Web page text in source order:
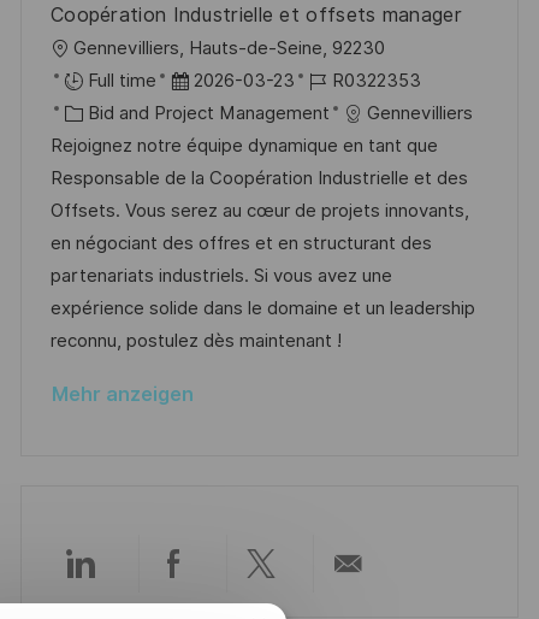
n
g
ö
f
f
e
n
t
l
i
c
h
u
n
Coopération Industrielle et offsets manager
O
r
t
Gennevilliers, Hauts-de-Seine, 92230
Full time
D
a
t
u
m
d
e
r
V
r
n
t
2026-03-23
J
o
b
-
I
D
R0322353
K
a
t
e
g
o
r
i
Bid and Project Management
Gennevilliers
Rejoignez notre équipe dynamique en tant que
Responsable de la Coopération Industrielle et des
Offsets. Vous serez au cœur de projets innovants,
en négociant des offres et en structurant des
partenariats industriels. Si vous avez une
expérience solide dans le domaine et un leadership
reconnu, postulez dès maintenant !
Mehr anzeigen
Über
Über
Über